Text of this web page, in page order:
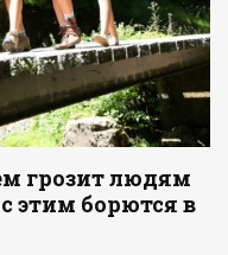
грозит людям
этим борются в